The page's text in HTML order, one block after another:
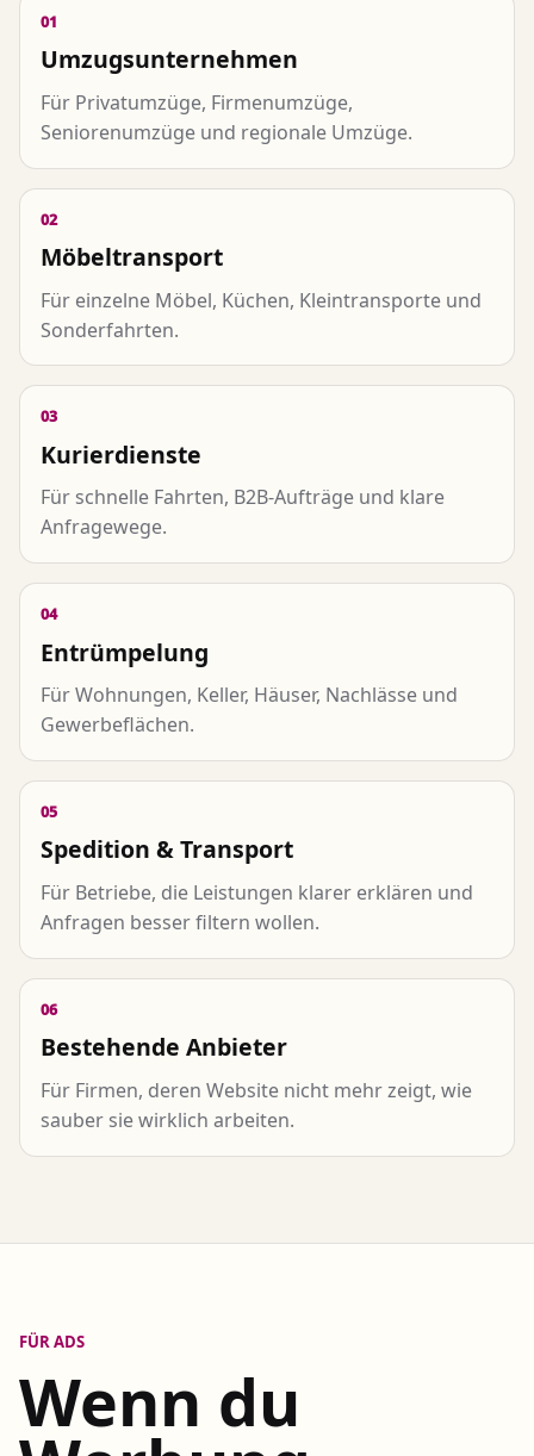
01
Umzugsunternehmen
Für Privatumzüge, Firmenumzüge,
Seniorenumzüge und regionale Umzüge.
02
Möbeltransport
Für einzelne Möbel, Küchen, Kleintransporte und
Sonderfahrten.
03
Kurierdienste
Für schnelle Fahrten, B2B-Aufträge und klare
Anfragewege.
04
Entrümpelung
Für Wohnungen, Keller, Häuser, Nachlässe und
Gewerbeflächen.
05
Spedition & Transport
Für Betriebe, die Leistungen klarer erklären und
Anfragen besser filtern wollen.
06
Bestehende Anbieter
Für Firmen, deren Website nicht mehr zeigt, wie
sauber sie wirklich arbeiten.
FÜR ADS
Wenn du